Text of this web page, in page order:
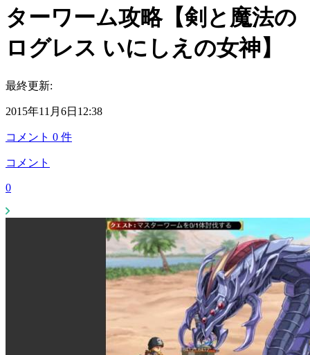
ターワーム攻略【剣と魔法の
ログレス いにしえの女神】
最終更新:
2015年11月6日12:38
コメント 0 件
コメント
0